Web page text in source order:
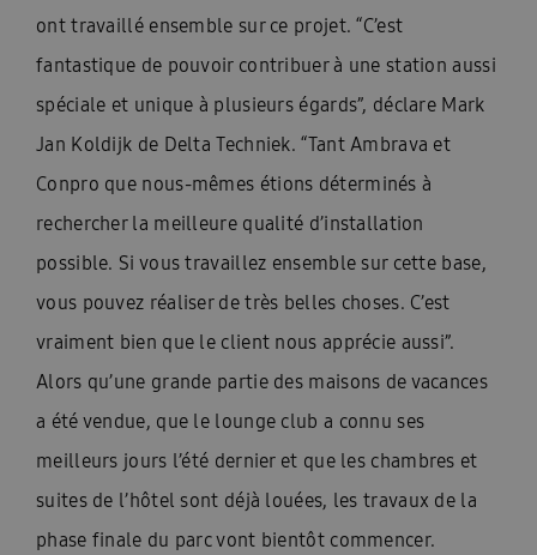
ont travaillé ensemble sur ce projet. “C’est
fantastique de pouvoir contribuer à une station aussi
spéciale et unique à plusieurs égards”, déclare Mark
Jan Koldijk de Delta Techniek. “Tant Ambrava et
Conpro que nous-mêmes étions déterminés à
rechercher la meilleure qualité d’installation
possible. Si vous travaillez ensemble sur cette base,
vous pouvez réaliser de très belles choses. C’est
vraiment bien que le client nous apprécie aussi”.
Alors qu’une grande partie des maisons de vacances
a été vendue, que le lounge club a connu ses
meilleurs jours l’été dernier et que les chambres et
suites de l’hôtel sont déjà louées, les travaux de la
phase finale du parc vont bientôt commencer.